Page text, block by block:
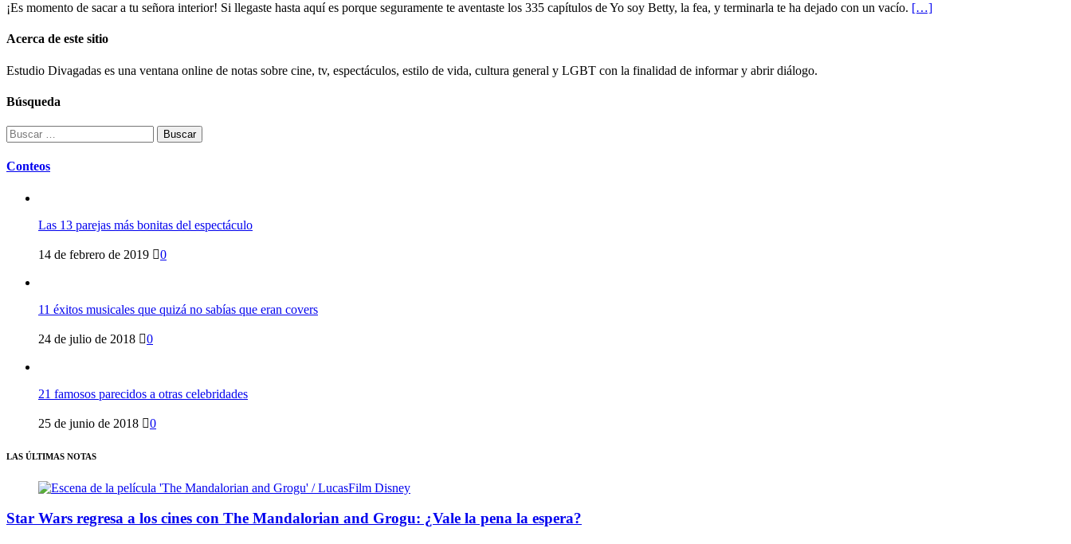
¡Es momento de sacar a tu señora interior! Si llegaste hasta aquí es porque seguramente te aventaste los 335 capítulos de Yo soy Betty, la fea, y terminarla te ha dejado con un vacío. […]
Acerca de este sitio
Estudio Divagadas es una ventana online de notas sobre cine, tv, espectáculos, estilo de vida, cultura general y LGBT con la finalidad de informar y abrir diálogo.
Búsqueda
Buscar:
Conteos
Las 13 parejas más bonitas del espectáculo
14 de febrero de 2019 0
11 éxitos musicales que quizá no sabías que eran covers
24 de julio de 2018 0
21 famosos parecidos a otras celebridades
25 de junio de 2018 0
LAS ÚLTIMAS NOTAS
Star Wars regresa a los cines con The Mandalorian and Grogu: ¿Vale la pena la espera?